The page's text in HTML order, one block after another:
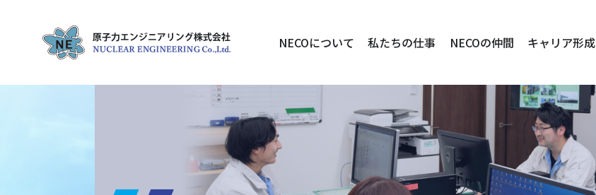
NECOについて 私たちの仕事 NECOの仲間 キャリア形成